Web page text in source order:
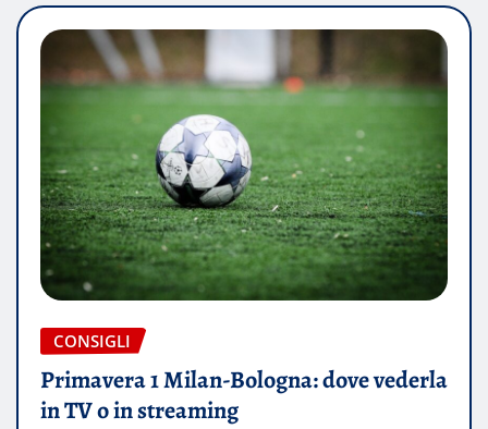
CONSIGLI
Primavera 1 Milan-Bologna: dove vederla
in TV o in streaming